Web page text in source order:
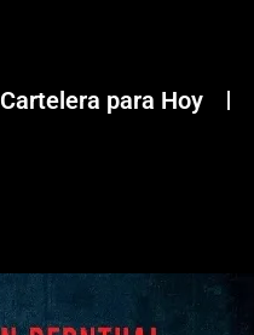
Cartelera para Hoy